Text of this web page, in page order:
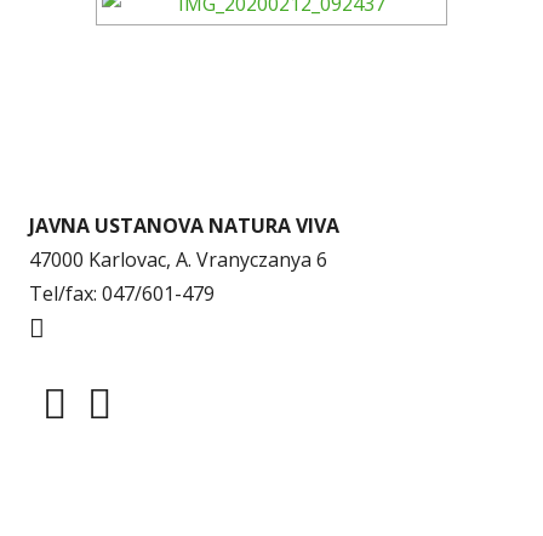
JAVNA USTANOVA NATURA VIVA
47000 Karlovac, A. Vranyczanya 6
Tel/fax: 047/601-479